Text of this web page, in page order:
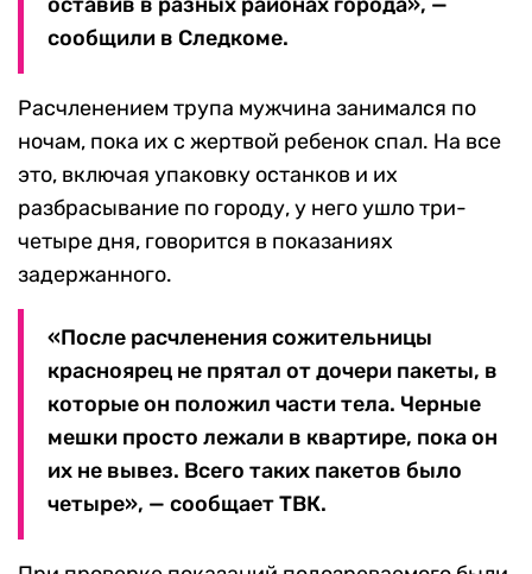
сообщили в Следкоме.
Расчленением трупа мужчина занимался по
ночам, пока их с жертвой ребенок спал. На все
это, включая упаковку останков и их
разбрасывание по городу, у него ушло три-
четыре дня, говорится в показаниях
задержанного.
«После расчленения сожительницы
красноярец не прятал от дочери пакеты, в
которые он положил части тела. Черные
мешки просто лежали в квартире, пока он
их не вывез. Всего таких пакетов было
четыре», — сообщает ТВК.